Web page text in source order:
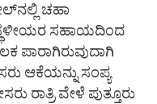
ಚಹಾ
ಸಹಾಯದಿಂದ
ಪಾರಾಗಿರುವುದಾಗಿ
ಆಕೆಯನ್ನು ಸಂಪ್ಯ
ರಾತ್ರಿ ವೇಳೆ ಪುತ್ತೂರು